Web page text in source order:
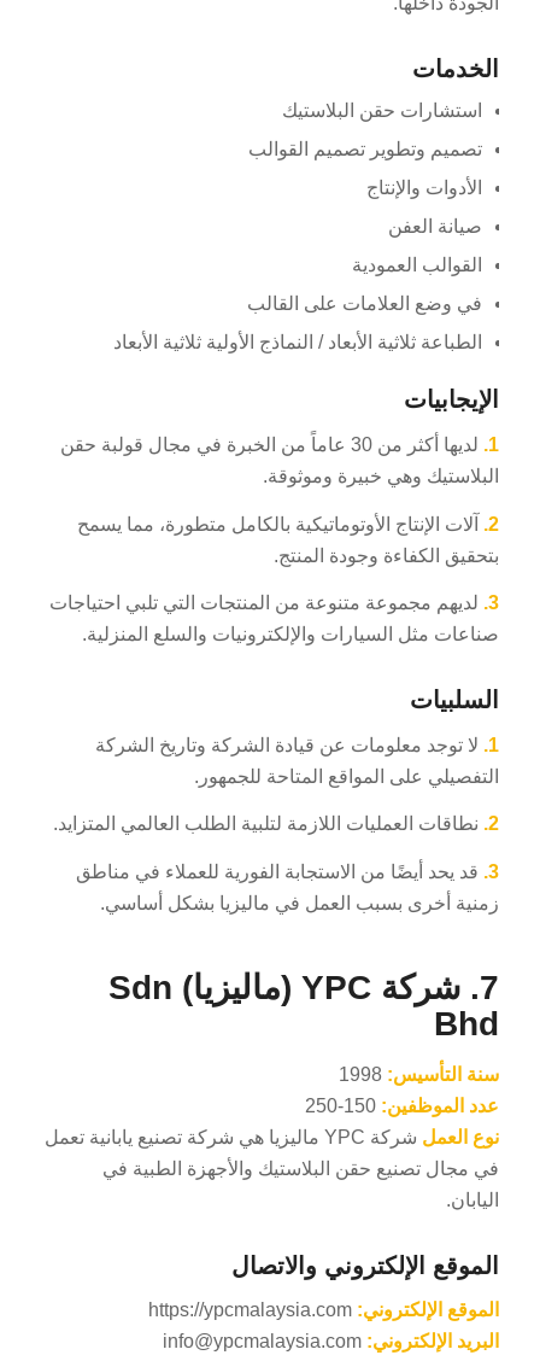
الخدمات
استشارات حقن البلاستيك
تصميم وتطوير تصميم القوالب
الأدوات والإنتاج
صيانة العفن
القوالب العمودية
في وضع العلامات على القالب
الطباعة ثلاثية الأبعاد / النماذج الأولية ثلاثية الأبعاد
الإيجابيات
1.
لديها أكثر من 30 عاماً من الخبرة في مجال قولبة حقن
البلاستيك وهي خبيرة وموثوقة.
2.
آلات الإنتاج الأوتوماتيكية بالكامل متطورة، مما يسمح
بتحقيق الكفاءة وجودة المنتج.
3. لديهم مجموعة متنوعة من المنتجات التي تلبي احتياجات
صناعات مثل السيارات والإلكترونيات والسلع المنزلية.
السلبيات
1. لا توجد معلومات عن قيادة الشركة وتاريخ الشركة
التفصيلي على المواقع المتاحة للجمهور.
2. نطاقات العمليات اللازمة لتلبية الطلب العالمي المتزايد.
3. قد يحد أيضًا من الاستجابة الفورية للعملاء في مناطق
زمنية أخرى بسبب العمل في ماليزيا بشكل أساسي.
7. شركة YPC (ماليزيا) Sdn
Bhd
سنة التأسيس:
عدد الموظفين:
نوع العمل
شركة YPC ماليزيا هي شركة تصنيع يابانية تعمل
في مجال تصنيع حقن البلاستيك والأجهزة الطبية في
اليابان.
الموقع الإلكتروني والاتصال
الموقع الإلكتروني: https://ypcmalaysia.com
البريد الإلكتروني: